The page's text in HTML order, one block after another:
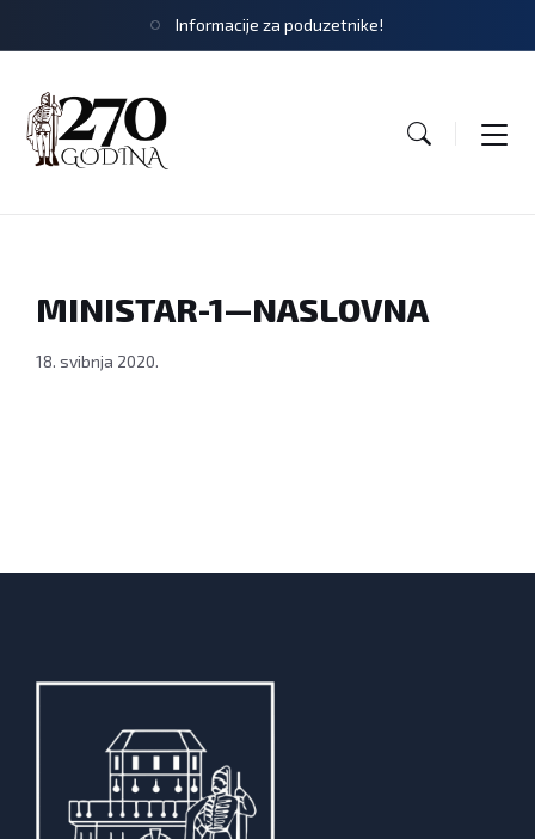
Informacije za poduzetnike!
MINISTAR-1—NASLOVNA
18. svibnja 2020.